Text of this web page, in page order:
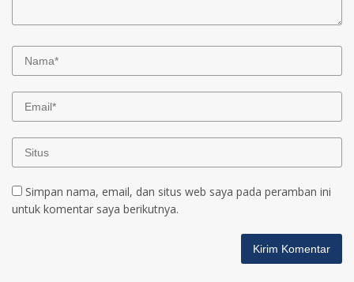
Simpan nama, email, dan situs web saya pada peramban ini
untuk komentar saya berikutnya.